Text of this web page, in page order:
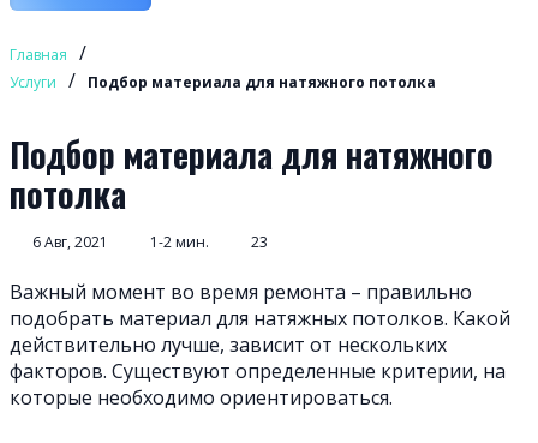
Главная /
Услуги / Подбор материала для натяжного потолка
Подбор материала для натяжного
потолка
6 Авг, 2021 1-2 мин. 23
Важный момент во время ремонта – правильно
подобрать материал для натяжных потолков. Какой
действительно лучше, зависит от нескольких
факторов. Существуют определенные критерии, на
которые необходимо ориентироваться.